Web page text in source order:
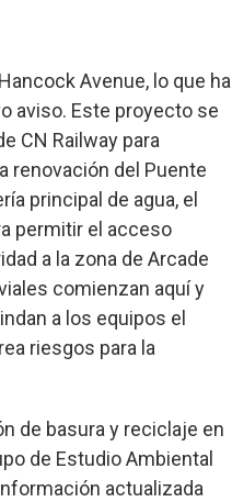
Avenue, lo que ha
aviso. Este proyecto se
CN Railway para
renovación del Puente
principal de agua, el
permitir el acceso
a la zona de Arcade
comienzan aquí y
a los equipos el
riesgos para la
de basura y reciclaje en
de Estudio Ambiental
actualizada